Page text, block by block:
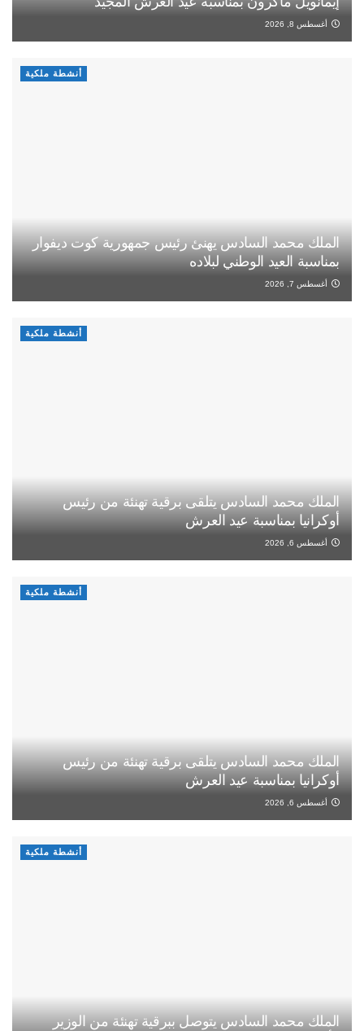
أغسطس 8, 2026
أنشطة ملكية
الملك محمد السادس يهنئ رئيس جمهورية كوت ديفوار
بمناسبة العيد الوطني لبلاده
أغسطس 7, 2026
أنشطة ملكية
الملك محمد السادس يتلقى برقية تهنئة من رئيس
أوكرانيا بمناسبة عيد العرش
أغسطس 6, 2026
أنشطة ملكية
الملك محمد السادس يتلقى برقية تهنئة من رئيس
أوكرانيا بمناسبة عيد العرش
أغسطس 6, 2026
أنشطة ملكية
الملك محمد السادس يتوصل ببرقية تهنئة من الوزير